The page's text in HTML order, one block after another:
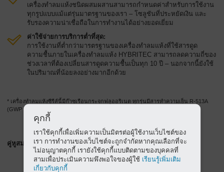
เครื่องทำลมแห้งชนิดผสมผสานสามารถกำหนดค่าสำหรับการใช้งาน
ทุกรูปแบบแม้แต่รุ่นมาตรฐานของเรา – โซลูชันที่ประหยัดเงิน และ
รับรองความน่าเชื่อถือในการทำงานได้อย่างยอดเยี่ยม
ค่าใช้จ่ายการบริการต่ำที่สุด:
การใช้งานที่ต่ำกว่ามารตรฐานของเครื่องทำลมแห้งที่ใช้สารดูด
ความชื้นภายในเครื่องทำลมแห้ง HYBRITEC สามารถลดความถี่ของ
ช่วงเวลาที่ต้องเปลี่ยนสารดูดความชื้นเป็นทุก 10 ปี – นอกจากนี้ยังใช้
ในปริมาณที่น้อยลงอย่างมากอีกด้วย
* เครื่องทำลมแห้งซีรีส์นี้มีก๊าซเรือนกระจกฟลูออริเนต ทุกรุ่นมีสารทำความเย็น R-513A
(GWP 631)
คู่หูสมบูรณ์แบบ: ระบบแยกน้ำมัน/น้ำ AQUAMAT
คุกกี้
เราใช้คุกกี้เพื่อเพิ่มความเป็นมิตรต่อผู้ใช้งานเว็บไซต์ของ
เรา การทำงานของเว็บไซต์จะถูกจำกัดหากคุณเลือกที่จะ
ไม่อนุญาตคุกกี้ เรายังใช้คุกกี้แบบติดตามของบุคคลที่
สามเพื่อประเมินความพึงพอใจของผู้ใช้ เรียนรู้เพิ่มเติม
เกี่ยวกับคุกกี้